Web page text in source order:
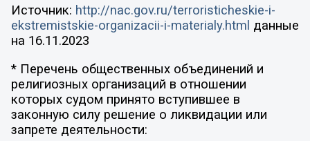
Источник: http://nac.gov.ru/terroristicheskie-i-
ekstremistskie-organizacii-i-materialy.html данные
на 16.11.2023
* Перечень общественных объединений и
религиозных организаций в отношении
которых судом принято вступившее в
законную силу решение о ликвидации или
запрете деятельности: